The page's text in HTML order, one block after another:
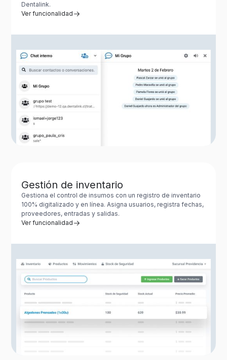
Dentalink.
Ver funcionalidad
Gestión de inventario
Gestiona el control de insumos con un registro de inventario
100% digitalizado y en línea. Asigna usuarios, registra fechas,
proveedores, entradas y salidas.
Ver funcionalidad